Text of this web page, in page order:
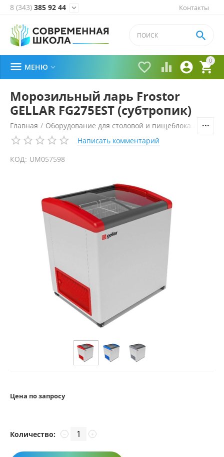
Контакты
8 (343) 385 92 44 
0


 

 МЕНЮ 
Морозильный ларь Frostor
GELLAR FG275EST (субтропик)
Главная / Оборудование для столовой и пищеблока
Написать комментарий
КОД: UM057598
Цена по запросу
Количество: +
−